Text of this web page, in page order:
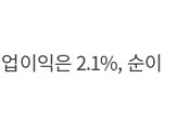
이익은 2.1%, 순이